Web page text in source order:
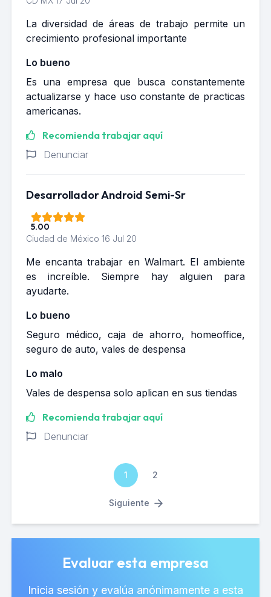
La diversidad de áreas de trabajo permite un
crecimiento profesional importante
Lo bueno
Es una empresa que busca constantemente
actualizarse y hace uso constante de practicas
americanas.
Recomienda trabajar aquí
Denunciar
Desarrollador Android Semi-Sr
5.00
Ciudad de México 16 Jul 20
Me encanta trabajar en Walmart. El ambiente
es increíble. Siempre hay alguien para
ayudarte.
Lo bueno
Seguro médico, caja de ahorro, homeoffice,
seguro de auto, vales de despensa
Lo malo
Vales de despensa solo aplican en sus tiendas
Recomienda trabajar aquí
Denunciar
1 2
Siguiente
Evaluar esta empresa
Inicia sesión y evalúa anónimamente a esta